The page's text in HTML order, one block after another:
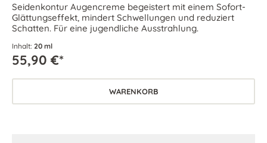
Seidenkontur Augencreme begeistert mit einem Sofort-
Glättungseffekt, mindert Schwellungen und reduziert
Schatten. Für eine jugendliche Ausstrahlung.
Inhalt: 20 ml
55,90 €*
WARENKORB